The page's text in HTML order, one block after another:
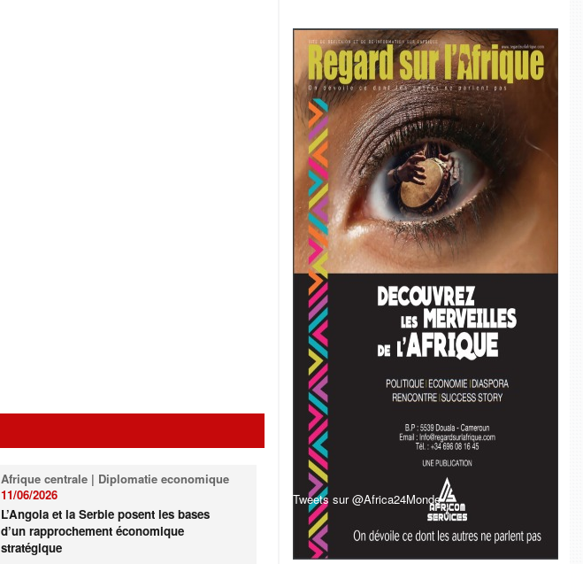
Afrique centrale | Diplomatie economique
11/06/2026
L’Angola et la Serbie posent les bases
d’un rapprochement économique
stratégique
Tweets sur @Africa24Monde